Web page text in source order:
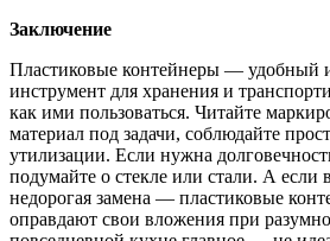
Заключение
Пластиковые контейнеры — удобный
инструмент для хранения и
как ими пользоваться. Читайте
материал под задачи, соблюдайте
утилизации. Если нужна
подумайте о стекле или стали. А если
недорогая замена — пластиковые
оправдают свои вложения при